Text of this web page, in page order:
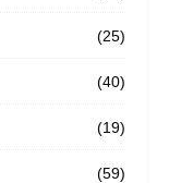
(25)
(40)
(19)
(59)